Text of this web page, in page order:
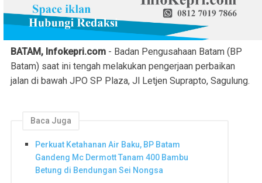
BATAM, Infokepri.com - Badan Pengusahaan Batam (BP
Batam) saat ini tengah melakukan pengerjaan perbaikan
jalan di bawah JPO SP Plaza, Jl Letjen Suprapto, Sagulung.
Baca Juga
Perkuat Ketahanan Air Baku, BP Batam
Gandeng Mc Dermott Tanam 400 Bambu
Betung di Bendungan Sei Nongsa